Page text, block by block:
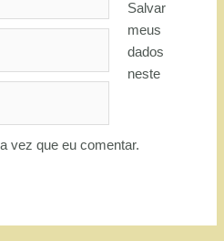
Salvar
meus
dados
neste
vez que eu comentar.